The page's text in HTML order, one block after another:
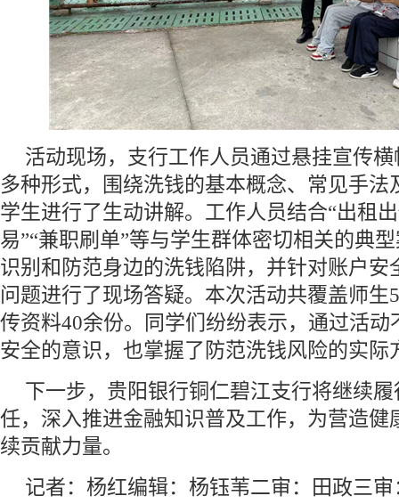
活动现场，支行工作人员通过悬挂宣传
多种形式，围绕洗钱的基本概念、常见手法
学生进行了生动讲解。工作人员结合“出租
易”“兼职刷单”等与学生群体密切相关的典
识别和防范身边的洗钱陷阱，并针对账户安
问题进行了现场答疑。本次活动共覆盖师生
传资料40余份。同学们纷纷表示，通过活动
安全的意识，也掌握了防范洗钱风险的实际
下一步，贵阳银行铜仁碧江支行将继续
任，深入推进金融知识普及工作，为营造健
续贡献力量。
记者：杨红编辑：杨钰苇二审：田政三